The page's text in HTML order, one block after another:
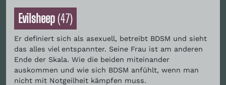
Evilsheep(47)
Er definiert sich als asexuell, betreibt BDSM und sieht
das alles viel entspannter. Seine Frau ist am anderen
Ende der Skala. Wie die beiden miteinander
auskommen und wie sich BDSM anfühlt, wenn man
nicht mit Notgeilheit kämpfen muss.